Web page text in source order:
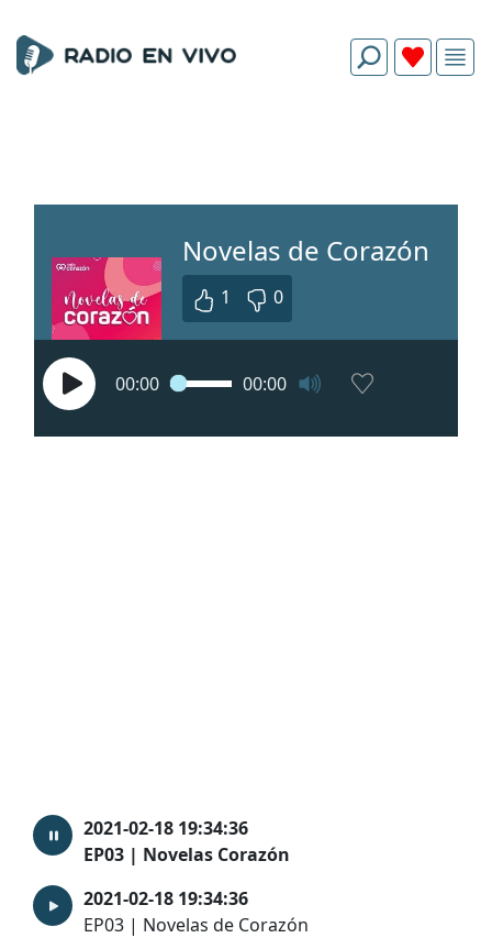
Novelas de Corazón
1 0
00:00 00:00
2021-02-18 19:34:36
EP03 | Novelas Corazón
2021-02-18 19:34:36
EP03 | Novelas de Corazón